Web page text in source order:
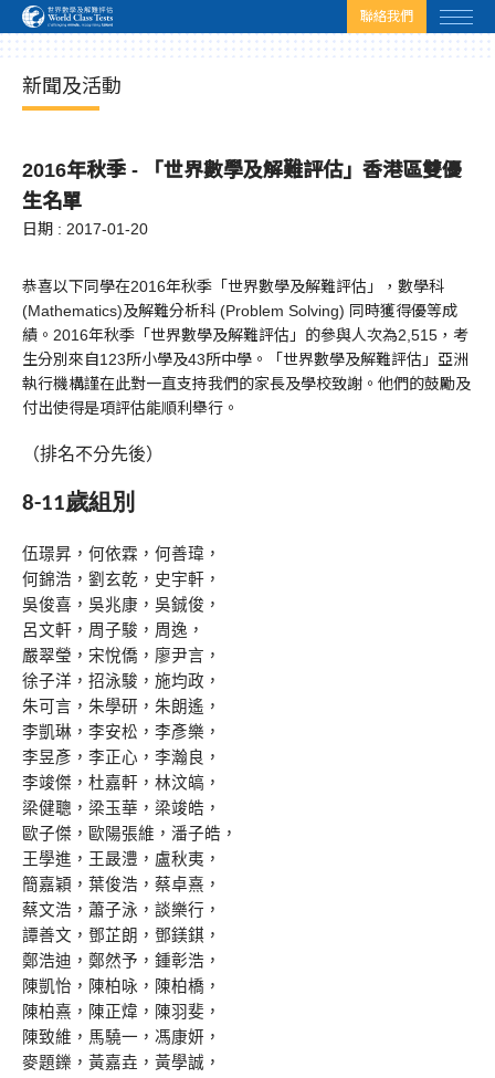
html.headscripthtml.afterbodyscript 聯絡我們
新聞及活動
2016年秋季 - 「世界數學及解難評估」香港區雙優
生名單
日期 : 2017-01-20
恭喜以下同學在2016年秋季「世界數學及解難評估」，數學科
(Mathematics)及解難分析科 (Problem Solving) 同時獲得優等成
績。2016年秋季「世界數學及解難評估」的參與人次為2,515，考
生分別來自123所小學及43所中學。「世界數學及解難評估」亞洲
執行機構謹在此對一直支持我們的家長及學校致謝。他們的鼓勵及
付出使得是項評估能順利舉行。
（排名不分先後）
8-11歲組別
伍璟昇，何依霖，何善瑋，
何錦浩，劉玄乾，史宇軒，
吳俊喜，吳兆康，吳鋮俊，
呂文軒，周子駿，周逸，
嚴翠瑩，宋悅僑，廖尹言，
徐子洋，招泳駿，施均政，
朱可言，朱學研，朱朗遙，
李凱琳，李安松，李彥樂，
李昱彥，李正心，李瀚良，
李竣傑，杜嘉軒，林汶皜，
梁健聰，梁玉華，梁竣皓，
歐子傑，歐陽張維，潘子皓，
王學進，王晸澧，盧秋夷，
簡嘉穎，葉俊浩，蔡卓熹，
蔡文浩，蕭子泳，談樂行，
譚善文，鄧芷朗，鄧鎂錤，
鄭浩迪，鄭然予，鍾彰浩，
陳凱怡，陳柏咏，陳柏橋，
陳柏熹，陳正煒，陳羽斐，
陳致維，馬驍一，馮康妍，
麥題鑠，黃嘉垚，黃學誠，